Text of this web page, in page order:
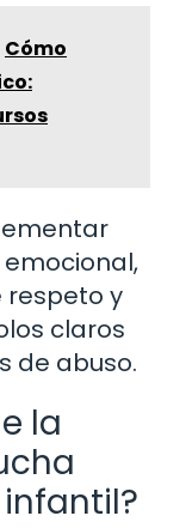
Cómo
y
claros
de abuso.
la